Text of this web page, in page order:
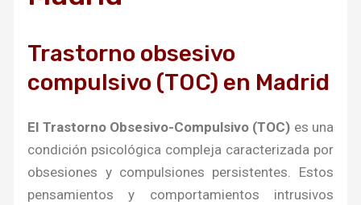
Trastorno obsesivo
compulsivo (TOC) en Madrid
El Trastorno Obsesivo-Compulsivo (TOC) es una
condición psicológica compleja caracterizada por
obsesiones y compulsiones persistentes. Estos
pensamientos y comportamientos intrusivos